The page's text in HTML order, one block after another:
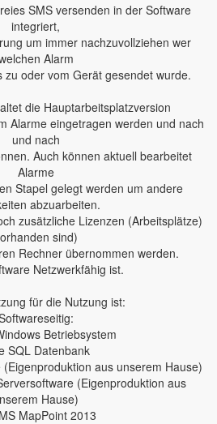
SMS versenden in der Software
integriert,
um immer nachzuvollziehen wer
Alarm
oder vom Gerät gesendet wurde.
die Hauptarbeitsplatzversion
Alarme eingetragen werden und nach
und nach
Auch können aktuell bearbeitet
Alarme
Stapel gelegt werden um andere
abzuarbeiten.
zusätzliche Lizenzen (Arbeitsplätze)
sind)
Rechner übernommen werden.
Netzwerkfähig ist.
für die Nutzung ist:
Betriebsystem
SQL Datenbank
aus unserem Hause)
(Eigenproduktion aus
Hause)
MapPoint 2013